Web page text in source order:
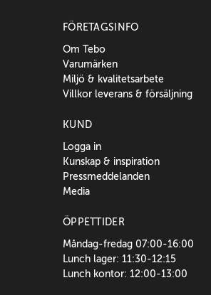
FÖRETAGSINFO
Om Tebo
Varumärken
Miljö & kvalitetsarbete
Villkor leverans & försäljning
KUND
Logga in
Kunskap & inspiration
Pressmeddelanden
Media
ÖPPETTIDER
Måndag-fredag 07:00-16:00
Lunch lager: 11:30-12:15
Lunch kontor: 12:00-13:00